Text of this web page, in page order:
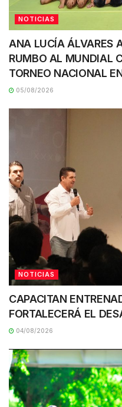
NOTICIAS
ANA LUCÍA ÁLVARES
RUMBO AL MUNDIAL
TORNEO NACIONAL
05/08/2026
NOTICIAS
CAPACITAN
FORTALECERÁ EL
04/08/2026